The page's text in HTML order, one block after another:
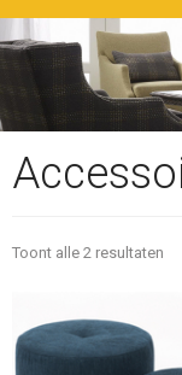
Toont alle 2 resultaten